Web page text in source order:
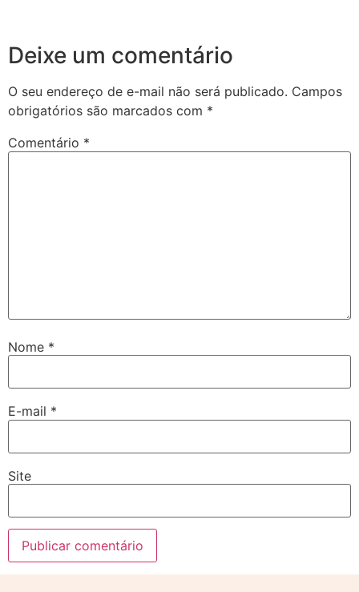
Deixe um comentário
O seu endereço de e-mail não será publicado. Campos
obrigatórios são marcados com *
Comentário *
Nome *
E-mail *
Site